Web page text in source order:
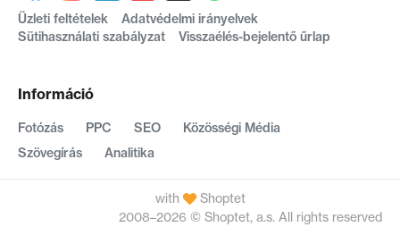
Információ
Fotózás PPC SEO
Közösségi Média
Szövegírás
Analitika
Üzleti feltételek
Adatvédelmi irányelvek
Sütihasználati szabályzat
Visszaélés-bejelentő űrlap
with
Shoptet
2008–2026 © Shoptet, a.s. All rights reserved